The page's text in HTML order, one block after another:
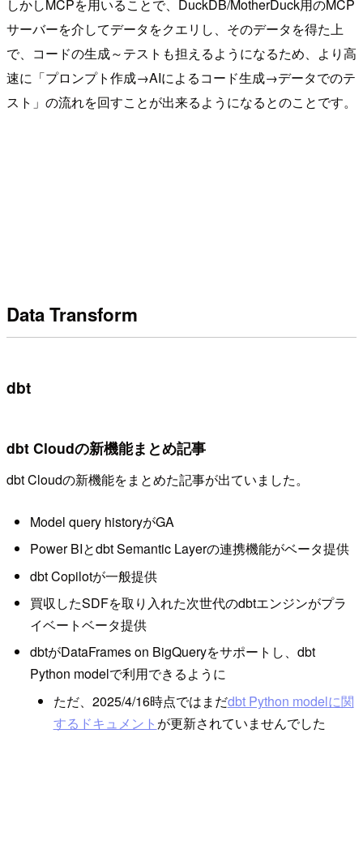
しかしMCPを用いることで、DuckDB/MotherDuck用のMCP
サーバーを介してデータをクエリし、そのデータを得た上
で、コードの生成～テストも担えるようになるため、より高
速に「プロンプト作成→AIによるコード生成→データでのテ
スト」の流れを回すことが出来るようになるとのことです。
Data Transform
dbt
dbt Cloudの新機能まとめ記事
dbt Cloudの新機能をまとめた記事が出ていました。
Model query historyがGA
Power BIとdbt Semantic Layerの連携機能がベータ提供
dbt Copilotが一般提供
買収したSDFを取り入れた次世代のdbtエンジンがプラ
イベートベータ提供
dbtがDataFrames on BigQueryをサポートし、dbt
Python modelで利用できるように
ただ、2025/4/16時点ではまだdbt Python modelに関
するドキュメント が更新されていませんでした